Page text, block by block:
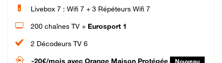
Livebox 7 : Wifi 7 + 3 Répéteurs Wifi 7
200 chaînes TV + Eurosport 1
2 Décodeurs TV 6
-20€/mois avec Orange Maison Protégée Nouveau